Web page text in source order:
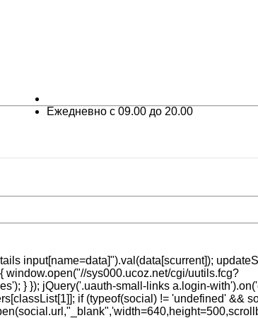
Ежедневно с 09.00 до 20.00
input[name=data]").val(data[scurrent]);
window.open("//sys000.ucoz.net/cgi/uutils.fcg?
} }); jQuery('.uauth-small-links a.login-
if (typeof(social) != 'undefined' &&